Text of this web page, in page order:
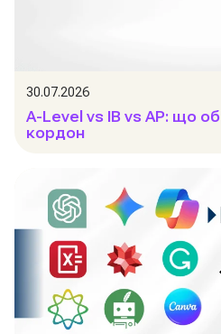
30.07.2026
A-Level vs IB vs AP: що
кордон